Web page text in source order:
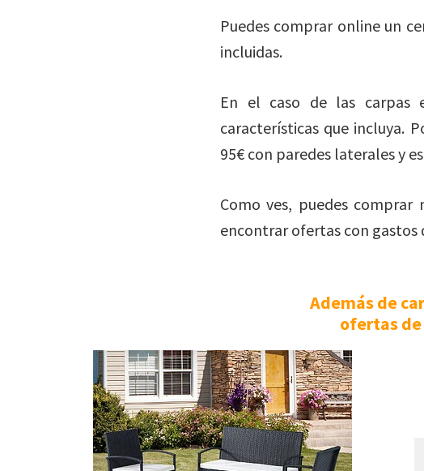
Puedes comprar online un
incluidas.
En el caso de las carpas
características que incluya.
95€ con paredes laterales y
Como ves, puedes
encontrar ofertas con gastos
Además de
ofertas de